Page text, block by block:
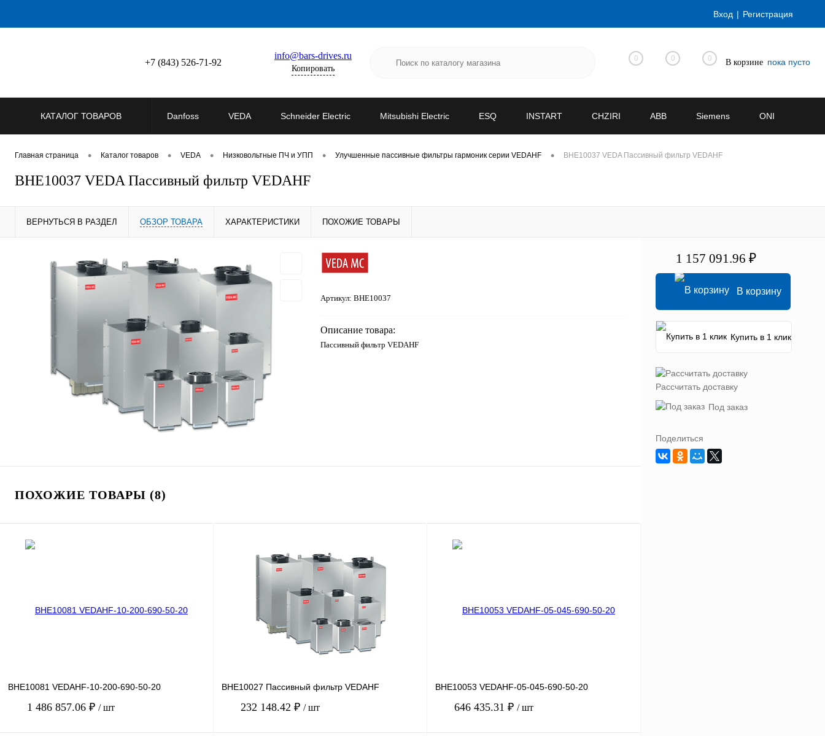
Вход Регистрация
+7 (843) 526-71-92
info@bars-drives.ru
Копировать
0 0 0 В корзине пока пусто
КАТАЛОГ ТОВАРОВ Danfoss VEDA Schneider Electric Mitsubishi Electric ESQ INSTART CHZIRI ABB Siemens ONI
Главная страница • Каталог товаров • VEDA • Низковольтные ПЧ и УПП • Улучшенные пассивные фильтры гармоник серии VEDAHF • BHE10037 VEDA Пассивный фильтр VEDAHF
BHE10037 VEDA Пассивный фильтр VEDAHF
ВЕРНУТЬСЯ В РАЗДЕЛ ОБЗОР ТОВАРА ХАРАКТЕРИСТИКИ ПОХОЖИЕ ТОВАРЫ
Артикул: BHE10037
Описание товара:
Пассивный фильтр VEDAHF
ПОХОЖИЕ ТОВАРЫ (8)
BHE10081 VEDAHF-10-200-690-50-20
1 486 857.06 ₽ / шт
BHE10027 Пассивный фильтр VEDAHF
232 148.42 ₽ / шт
BHE10053 VEDAHF-05-045-690-50-20
646 435.31 ₽ / шт
1 157 091.96 ₽
В корзину
Купить в 1 клик
Рассчитать доставку
Под заказ
Поделиться